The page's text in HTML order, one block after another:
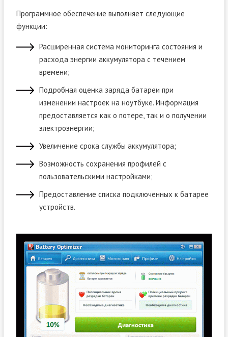
Программное обеспечение выполняет следующие
функции:
Расширенная система мониторинга состояния и
расхода энергии аккумулятора с течением
времени;
Подробная оценка заряда батареи при
изменении настроек на ноутбуке. Информация
предоставляется как о потере, так и о получении
электроэнергии;
Увеличение срока службы аккумулятора;
Возможность сохранения профилей с
пользовательскими настройками;
Предоставление списка подключенных к батарее
устройств.